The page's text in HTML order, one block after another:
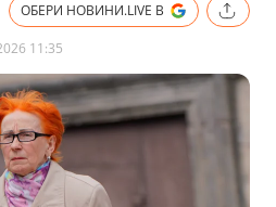
ОБЕРИ НОВИНИ.LIVE В
11:35